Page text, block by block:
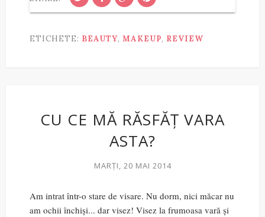
ETICHETE: BEAUTY, MAKEUP, REVIEW
CU CE MĂ RĂSFĂȚ VARA
ASTA?
MARȚI, 20 MAI 2014
Am intrat într-o stare de visare. Nu dorm, nici măcar nu
am ochii închiși... dar visez! Visez la frumoasa vară și